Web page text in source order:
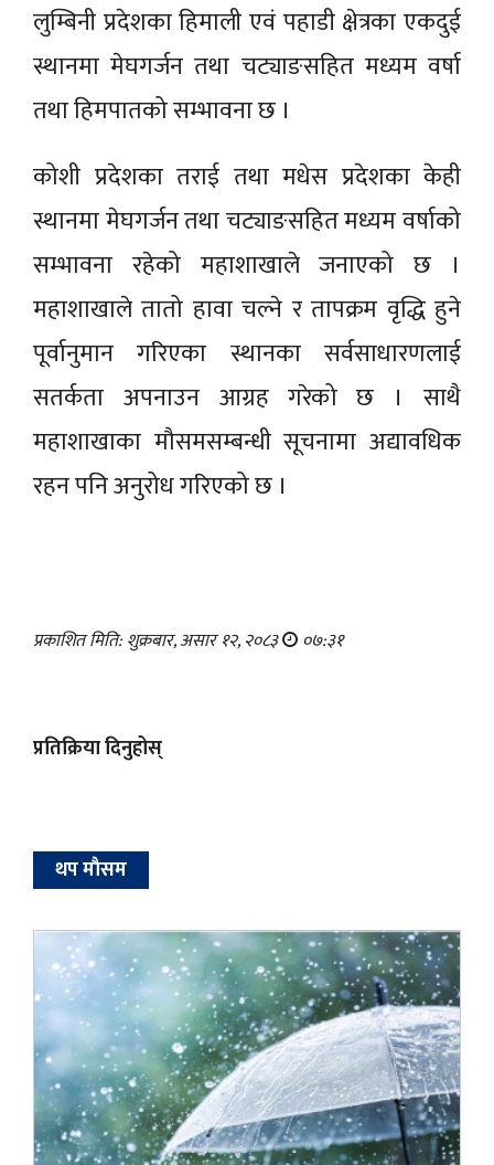
लुम्बिनी प्रदेशका हिमाली एवं पहाडी क्षेत्रका एकदुई
स्थानमा मेघगर्जन तथा चट्याङसहित मध्यम वर्षा
तथा हिमपातको सम्भावना छ ।
कोशी प्रदेशका तराई तथा मधेस प्रदेशका केही
स्थानमा मेघगर्जन तथा चट्याङसहित मध्यम वर्षाको
सम्भावना रहेको महाशाखाले जनाएको छ ।
महाशाखाले तातो हावा चल्ने र तापक्रम वृद्धि हुने
पूर्वानुमान गरिएका स्थानका सर्वसाधारणलाई
सतर्कता अपनाउन आग्रह गरेको छ । साथै
महाशाखाका मौसमसम्बन्धी सूचनामा अद्यावधिक
रहन पनि अनुरोध गरिएको छ ।
प्रकाशित मिति: शुक्रबार, असार १२, २०८३ ०७:३१
प्रतिक्रिया दिनुहोस्
थप माैसम